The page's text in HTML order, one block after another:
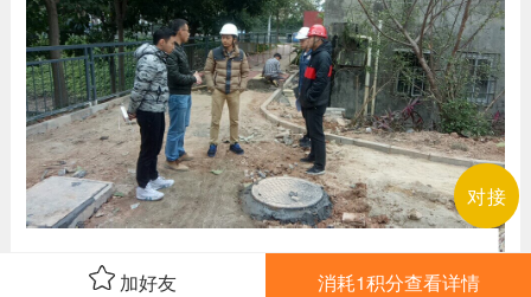
对接
加好友 消耗1积分查看详情